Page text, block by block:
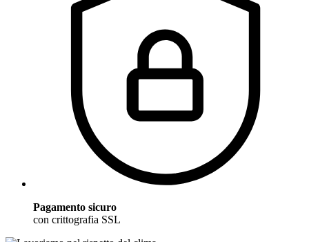
Pagamento sicuro
con crittografia SSL